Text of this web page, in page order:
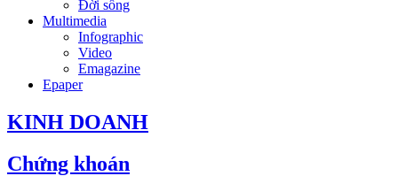
Đời sống
Multimedia
Infographic
Video
Emagazine
Epaper
KINH DOANH
Chứng khoán